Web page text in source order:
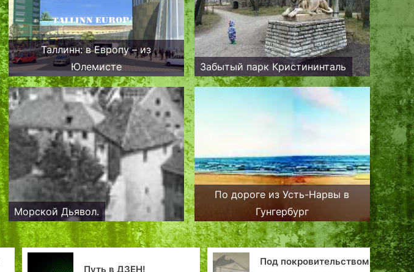
Таллинн: в Европу – из
Юлемисте
Забытый парк Кристининталь
Морской Дьявол.
По дороге из Усть-Нарвы в
Гунгербург
Путь в ДЗЕН!
Под покровительством